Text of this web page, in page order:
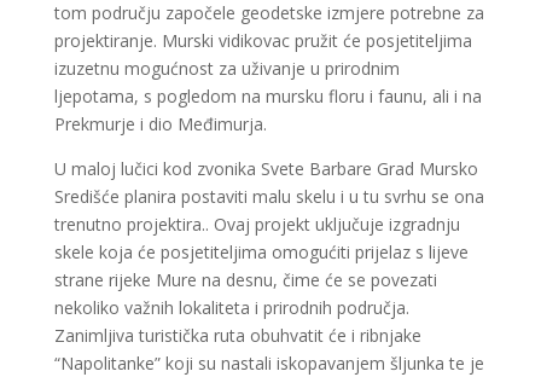
tom području započele geodetske izmjere potrebne za
projektiranje. Murski vidikovac pružit će posjetiteljima
izuzetnu mogućnost za uživanje u prirodnim
ljepotama, s pogledom na mursku floru i faunu, ali i na
Prekmurje i dio Međimurja.
U maloj lučici kod zvonika Svete Barbare Grad Mursko
Središće planira postaviti malu skelu i u tu svrhu se ona
trenutno projektira.. Ovaj projekt uključuje izgradnju
skele koja će posjetiteljima omogućiti prijelaz s lijeve
strane rijeke Mure na desnu, čime će se povezati
nekoliko važnih lokaliteta i prirodnih područja.
Zanimljiva turistička ruta obuhvatit će i ribnjake
“Napolitanke” koji su nastali iskopavanjem šljunka te je